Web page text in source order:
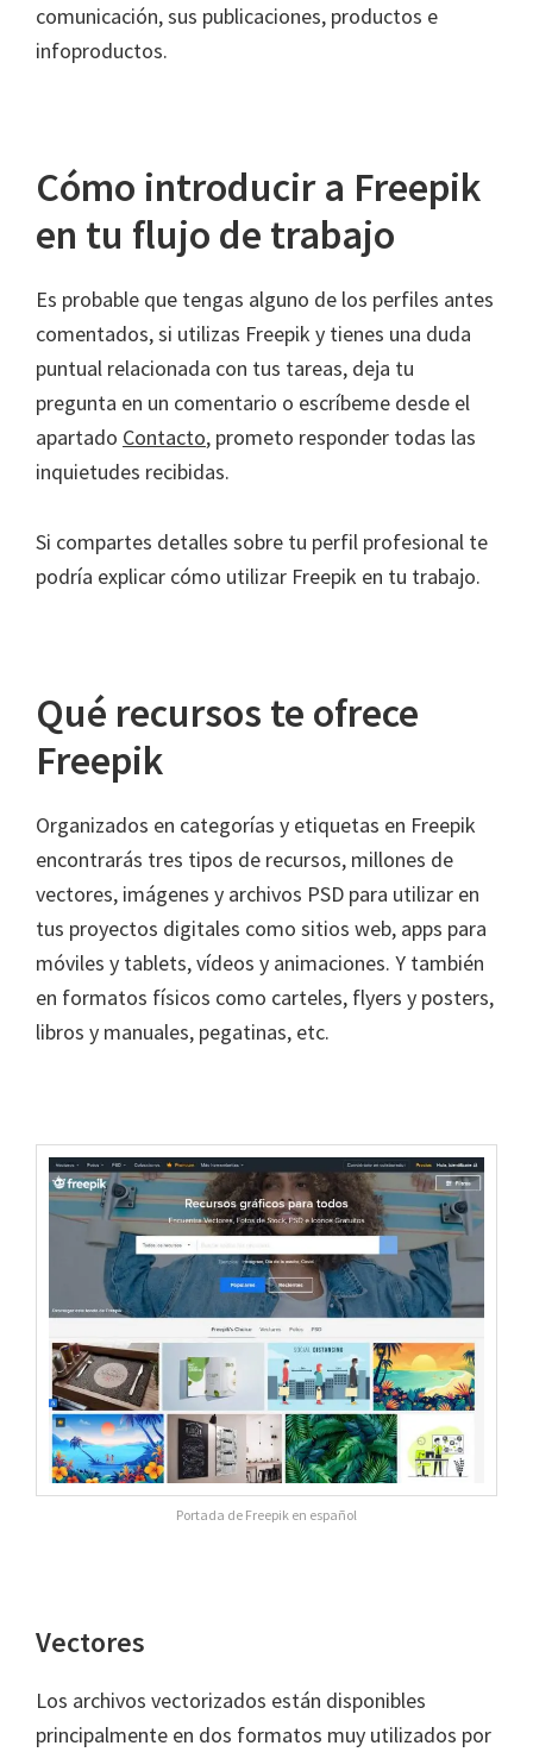
comunicación, sus publicaciones, productos e
infoproductos.
Cómo introducir a Freepik
en tu flujo de trabajo
Es probable que tengas alguno de los perfiles antes
comentados, si utilizas Freepik y tienes una duda
puntual relacionada con tus tareas, deja tu
pregunta en un comentario o escríbeme desde el
apartado Contacto, prometo responder todas las
inquietudes recibidas.
Si compartes detalles sobre tu perfil profesional te
podría explicar cómo utilizar Freepik en tu trabajo.
Qué recursos te ofrece
Freepik
Organizados en categorías y etiquetas en Freepik
encontrarás tres tipos de recursos, millones de
vectores, imágenes y archivos PSD para utilizar en
tus proyectos digitales como sitios web, apps para
móviles y tablets, vídeos y animaciones. Y también
en formatos físicos como carteles, flyers y posters,
libros y manuales, pegatinas, etc.
Portada de Freepik en español
Vectores
Los archivos vectorizados están disponibles
principalmente en dos formatos muy utilizados por